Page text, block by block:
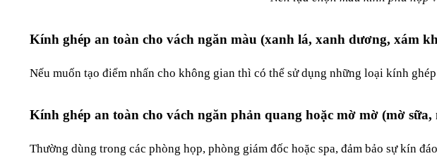
Kính ghép an toàn cho vách ngăn màu (xanh lá, xanh dương, xám
Nếu muốn tạo điểm nhấn cho không gian thì có thể sử dụng những loại kính
Kính ghép an toàn cho vách ngăn phản quang hoặc mờ mờ (mờ sữa,
Thường dùng trong các phòng họp, phòng giám đốc hoặc spa, đảm bảo sự kín